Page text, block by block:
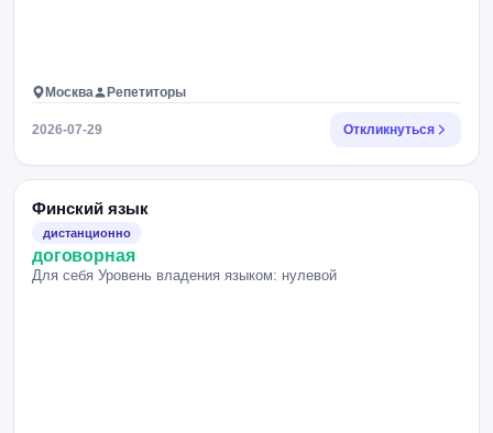
Москва Репетиторы
2026-07-29 Откликнуться
Финский язык
дистанционно
договорная
Для себя Уровень владения языком: нулевой